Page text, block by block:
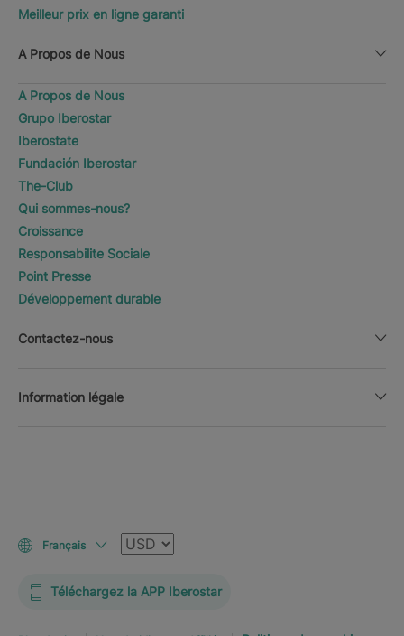
Meilleur prix en ligne garanti
A Propos de Nous
A Propos de Nous
Grupo Iberostar
Iberostate
Fundación Iberostar
The-Club
Qui sommes-nous?
Croissance
Responsabilite Sociale
Point Presse
Développement durable
Contactez-nous
Information légale
Français Devise
Téléchargez la APP Iberostar